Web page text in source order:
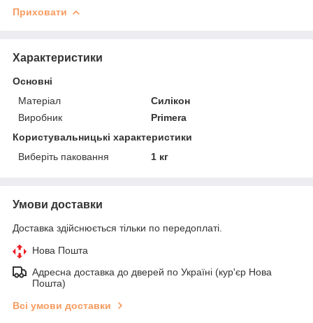
Приховати
Характеристики
Основні
Матеріал
Силікон
Виробник
Primera
Користувальницькі характеристики
Виберіть паковання
1 кг
Умови доставки
Доставка здійснюється тільки по передоплаті.
Нова Пошта
Адресна доставка до дверей по Україні (кур'єр Нова
Пошта)
Всі умови доставки